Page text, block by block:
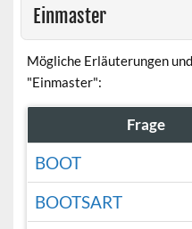
Einmaster
Mögliche Erläuterungen
"Einmaster":
Frage
BOOT
BOOTSART